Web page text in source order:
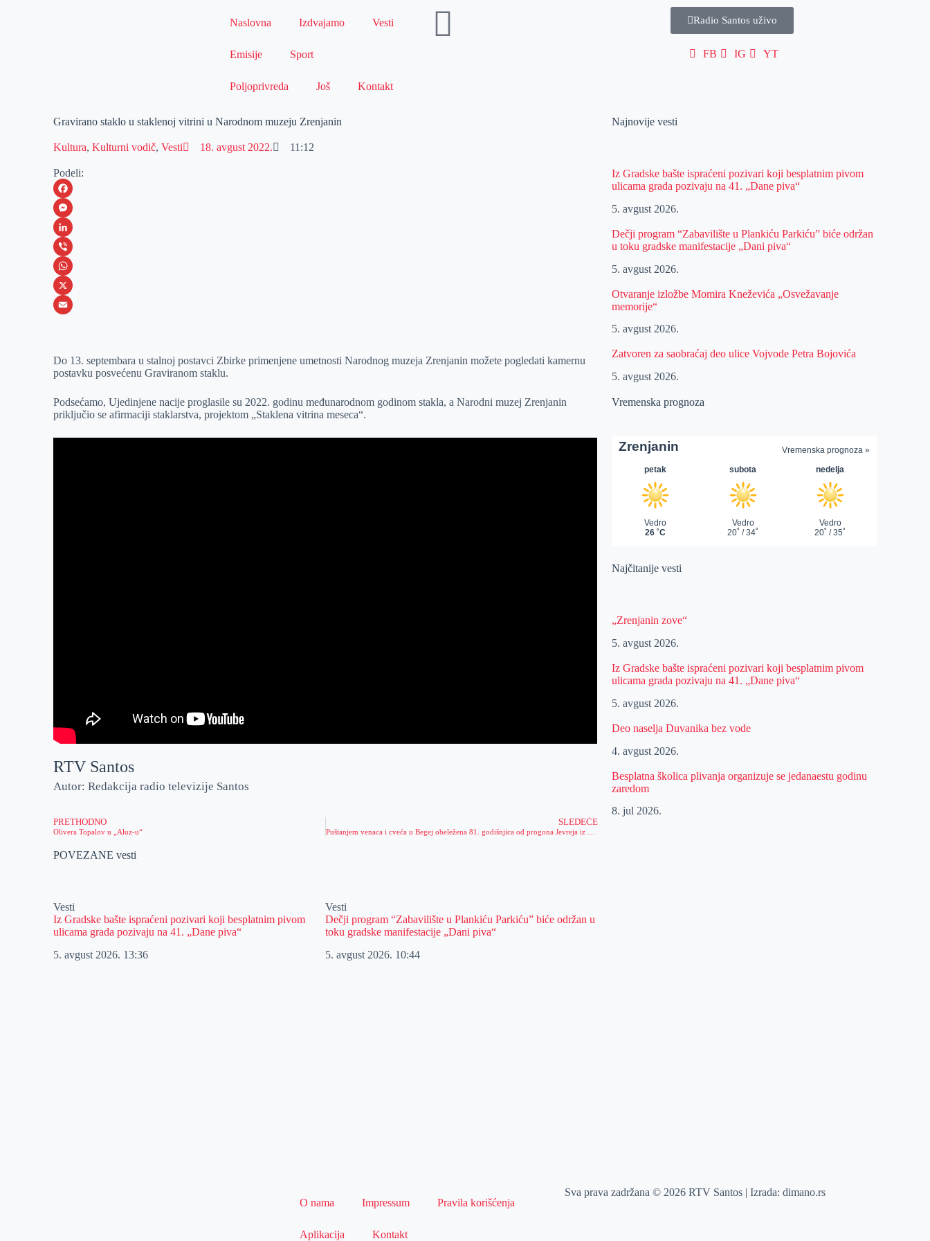
Naslovna Izdvajamo Vesti
Emisije Sport
Poljoprivreda Još Kontakt
Radio Santos uživo
FB IG YT
Gravirano staklo u staklenoj vitrini u Narodnom muzeju Zrenjanin
Kultura,Kulturni vodič,Vesti 18. avgust 2022. 11:12
Podeli:
F
a
c
e
b
o
M
e
s
s
e
e
r
L
i
n
k
I
n
V
i
b
W
h
s
A
p
p
X
a
i
l
Do 13. septembara u stalnoj postavci Zbirke primenjene umetnosti Narodnog muzeja Zrenjanin možete pogledati kamernu
postavku posvećenu Graviranom staklu.
Podsećamo, Ujedinjene nacije proglasile su 2022. godinu međunarodnom godinom stakla, a Narodni muzej Zrenjanin
priključio se afirmaciji staklarstva, projektom „Staklena vitrina meseca“.
RTV Santos
Autor: Redakcija radio televizije Santos
PRETHODNO
Olivera Topalov u „Aluz-u“
SLEDEĆE
POVEZANE vesti
Vesti
Iz Gradske bašte ispraćeni pozivari koji besplatnim pivom
ulicama grada pozivaju na 41. „Dane piva“
5. avgust 2026. 13:36
Vesti
Dečji program “Zabavilište u Plankiću Parkiću” biće održan u
toku gradske manifestacije „Dani piva“
5. avgust 2026. 10:44
Najnovije vesti
Iz Gradske bašte ispraćeni pozivari koji besplatnim pivom
ulicama grada pozivaju na 41. „Dane piva“
5. avgust 2026.
Dečji program “Zabavilište u Plankiću Parkiću” biće održan
u toku gradske manifestacije „Dani piva“
5. avgust 2026.
Otvaranje izložbe Momira Kneževića „Osvežavanje
memorije“
5. avgust 2026.
Zatvoren za saobraćaj deo ulice Vojvode Petra Bojovića
5. avgust 2026.
Vremenska prognoza
Najčitanije vesti
„Zrenjanin zove“
5. avgust 2026.
Iz Gradske bašte ispraćeni pozivari koji besplatnim pivom
ulicama grada pozivaju na 41. „Dane piva“
5. avgust 2026.
Deo naselja Duvanika bez vode
4. avgust 2026.
Besplatna školica plivanja organizuje se jedanaestu godinu
zaredom
8. jul 2026.
O nama Impressum Pravila korišćenja
Aplikacija Kontakt
Sva prava zadržana © 2026 RTV Santos | Izrada:dimano.rs